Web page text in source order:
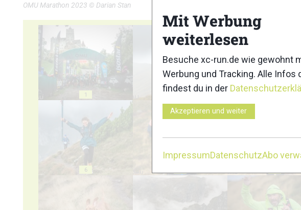
OMU Marathon 2023 © Darian Stan
1
6
Mit Werbung
weiterlesen
Besuche xc-run.de wie gewohnt
Werbung und Tracking. Alle Infos
findest du in der
Akzeptieren und weiter
ImpressumDatenschutzAbo